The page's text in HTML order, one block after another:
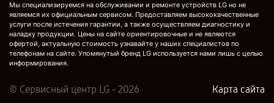
Мы специализируемся на обслуживании и ремонте устройств LG но не
являемся их официальным сервисом. Предоставляем высококачественные
услуги после истечения гарантии, а также осуществляем диагностику и
наладку продукции. Цены на сайте ориентировочные и не являются
офертой, актуальную стоимость узнавайте у наших специалистов по
телефонам на сайте. Упомянутый бренд LG используется нами лишь с целью
информирования.
© Сервисный центр LG - 2026 Карта сайта